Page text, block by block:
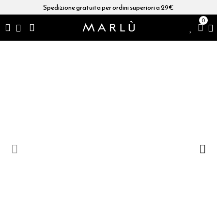
Spedizione gratuita per ordini superiori a 29€
0